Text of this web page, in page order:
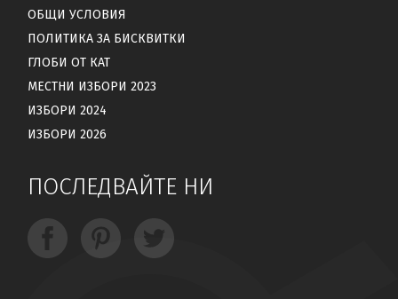
ОБЩИ УСЛОВИЯ
ПОЛИТИКА ЗА БИСКВИТКИ
ГЛОБИ ОТ КАТ
МЕСТНИ ИЗБОРИ 2023
ИЗБОРИ 2024
ИЗБОРИ 2026
ПОСЛЕДВАЙТЕ НИ